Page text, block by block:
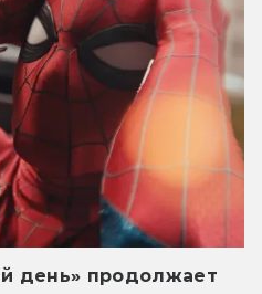
день» продолжает